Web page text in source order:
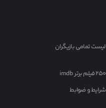
لیست تمامی بازیگران
250 فیلم برتر imdb
شرایط و ضوابط